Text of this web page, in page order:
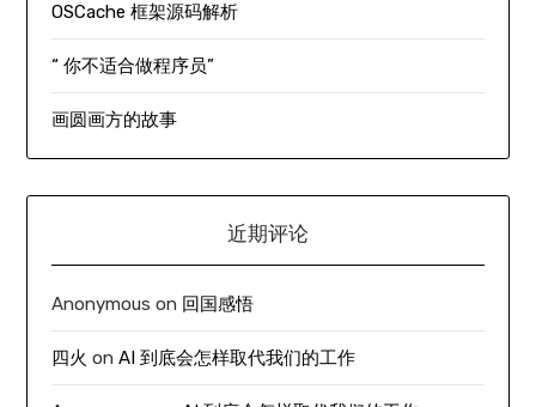
OSCache 框架源码解析
“ 你不适合做程序员”
画圆画方的故事
近期评论
Anonymous on 回国感悟
四火 onAI 到底会怎样取代我们的工作